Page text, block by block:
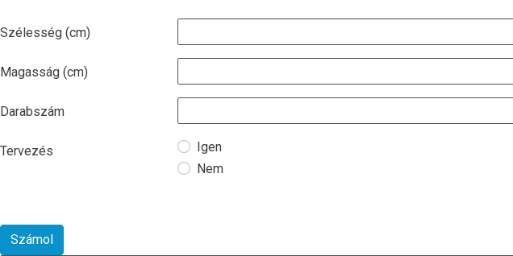
Szélesség (cm)
Magasság (cm)
Darabszám
Tervezés
Igen
Nem